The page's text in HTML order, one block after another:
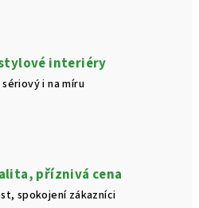
interiéry
i na míru
příznivá cena
spokojení zákazníci